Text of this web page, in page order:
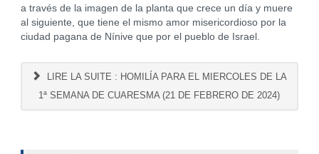
a través de la imagen de la planta que crece un día y muere
al siguiente, que tiene el mismo amor misericordioso por la
ciudad pagana de Nínive que por el pueblo de Israel.
LIRE LA SUITE : HOMILÍA PARA EL MIERCOLES DE LA
1ª SEMANA DE CUARESMA (21 DE FEBRERO DE 2024)